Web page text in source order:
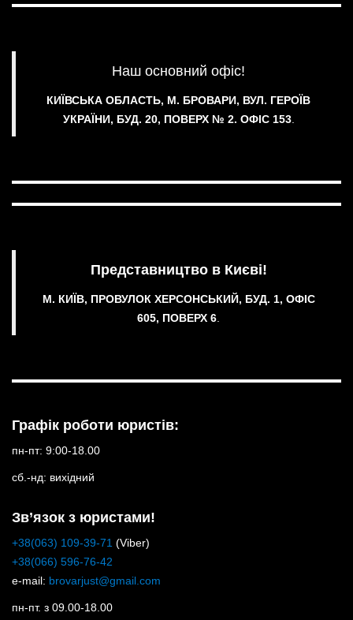
Наш основний офіс!
КИЇВСЬКА ОБЛАСТЬ, М. БРОВАРИ, ВУЛ. ГЕРОЇВ
УКРАЇНИ, БУД. 20, ПОВЕРХ № 2. ОФІС 153.
Представництво в Києві!
М. КИЇВ, ПРОВУЛОК ХЕРСОНСЬКИЙ, БУД. 1, ОФІС
605, ПОВЕРХ 6.
Графік роботи юристів:
пн-пт: 9:00-18.00
сб.-нд: вихідний
Зв’язок з юристами!
+38(063) 109-39-71 (Viber)
+38(066) 596-76-42
e-mail: brovarjust@gmail.com
пн-пт. з 09.00-18.00